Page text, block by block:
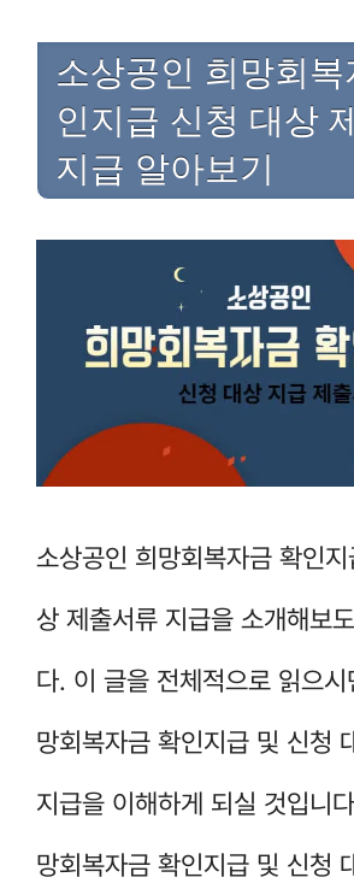
소상공인 희망회
인지급 신청 대상
지급 알아보기
소상공인 희망회복자금 확인
상 제출서류 지급을 소개해보
다. 이 글을 전체적으로 읽으
망회복자금 확인지급 및 신청
지급을 이해하게 되실 것입니
망회복자금 확인지급 및 신청